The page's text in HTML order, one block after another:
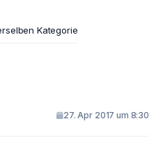
Kategorie
27. Apr 2017 um 8:30